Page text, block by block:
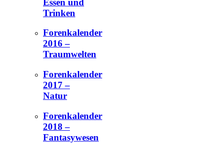
Trinken
Forenkalender
2016 –
Traumwelten
Forenkalender
2017 –
Natur
Forenkalender
2018 –
Fantasywesen